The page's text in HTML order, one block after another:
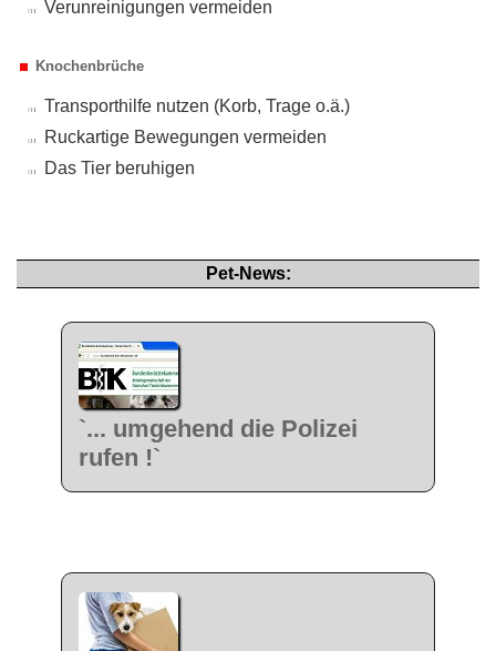
Verunreinigungen vermeiden
Knochenbrüche
Transporthilfe nutzen (Korb, Trage o.ä.)
Ruckartige Bewegungen vermeiden
Das Tier beruhigen
Pet-News:
`... umgehend die Polizei
rufen !`